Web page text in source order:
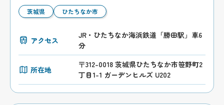
茨城県 ひたちなか市
アクセス
JR・ひたちなか海浜鉄道「勝田駅」車6
分
所在地
〒312-0018 茨城県ひたちなか市笹野町2
丁目1-1 ガーデンヒルズ U202